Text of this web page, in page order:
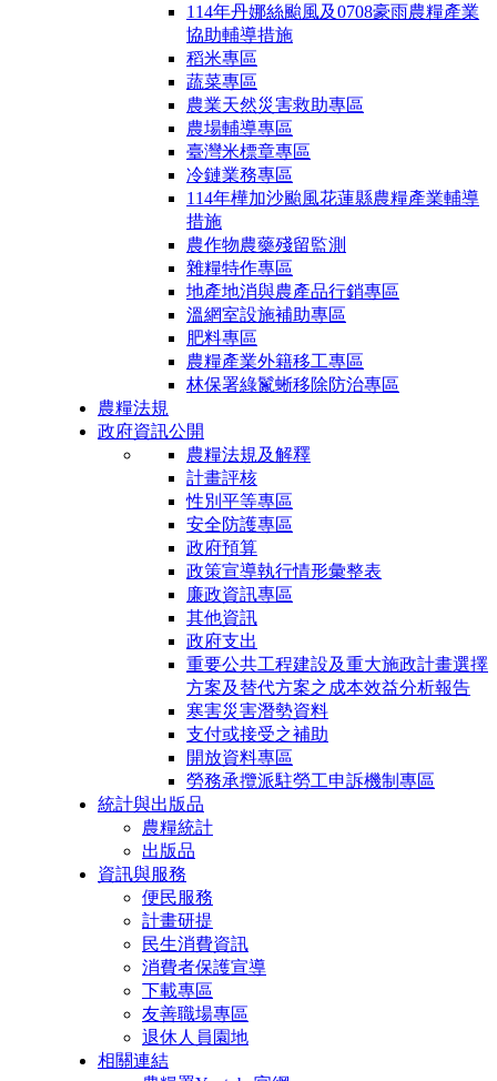
114年丹娜絲颱風及0708豪雨農糧產業
協助輔導措施
稻米專區
蔬菜專區
農業天然災害救助專區
農場輔導專區
臺灣米標章專區
冷鏈業務專區
114年樺加沙颱風花蓮縣農糧產業輔導
措施
農作物農藥殘留監測
雜糧特作專區
地產地消與農產品行銷專區
溫網室設施補助專區
肥料專區
農糧產業外籍移工專區
林保署綠鬣蜥移除防治專區
農糧法規
政府資訊公開
農糧法規及解釋
計畫評核
性別平等專區
安全防護專區
政府預算
政策宣導執行情形彙整表
廉政資訊專區
其他資訊
政府支出
重要公共工程建設及重大施政計畫選擇
方案及替代方案之成本效益分析報告
寒害災害潛勢資料
支付或接受之補助
開放資料專區
勞務承攬派駐勞工申訴機制專區
統計與出版品
農糧統計
出版品
資訊與服務
便民服務
計畫研提
民生消費資訊
消費者保護宣導
下載專區
友善職場專區
退休人員園地
相關連結